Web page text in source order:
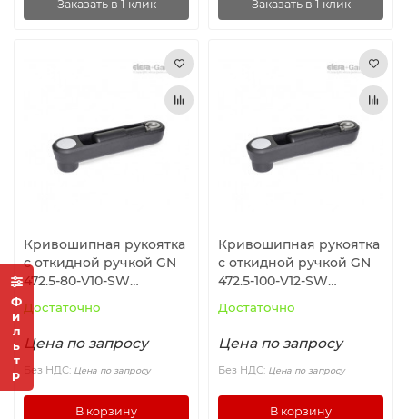
Фильтр
Заказать в 1 клик Заказать в 1 клик
Кривошипная рукоятка
с откидной ручкой GN
472.5-80-V10-SW
Достаточно
Цена по запросу
Без НДС: Цена по запросу
В корзину
Кривошипная рукоятка
с откидной ручкой GN
472.5-100-V12-SW
Достаточно
Цена по запросу
Без НДС: Цена по запросу
В корзину